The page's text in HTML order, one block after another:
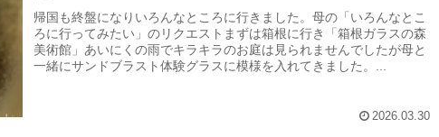
帰国も終盤になりいろんなところに行きました。母の「いろんなとこ
ろに行ってみたい」のリクエストまずは箱根に行き「箱根ガラスの森
美術館」あいにくの雨でキラキラのお庭は見られませんでしたが母と
一緒にサンドブラスト体験グラスに模様を入れてきました。...
2026.03.30